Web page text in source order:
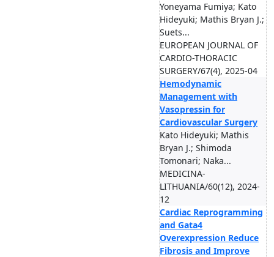
Yoneyama Fumiya; Kato
Hideyuki; Mathis Bryan J.;
Suets...
EUROPEAN JOURNAL OF
CARDIO-THORACIC
SURGERY/67(4), 2025-04
Hemodynamic
Management with
Vasopressin for
Cardiovascular Surgery
Kato Hideyuki; Mathis
Bryan J.; Shimoda
Tomonari; Naka...
MEDICINA-
LITHUANIA/60(12), 2024-
12
Cardiac Reprogramming
and Gata4
Overexpression Reduce
Fibrosis and Improve